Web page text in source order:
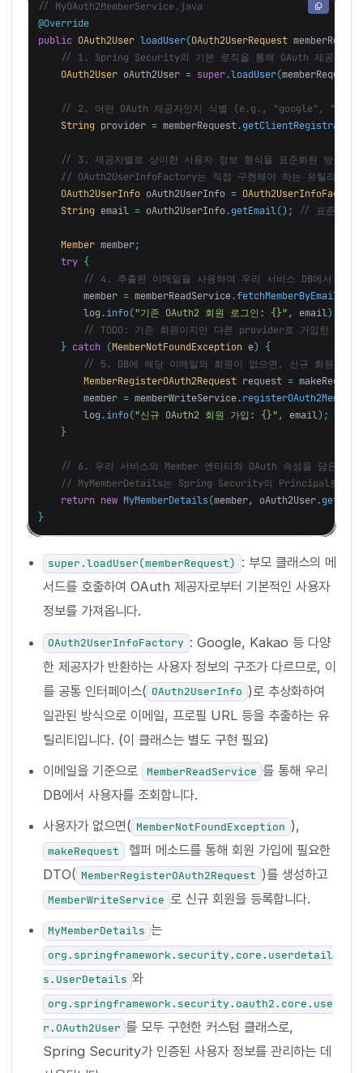
// MyOAuth2MemberService.java
@Override
public OAuth2User loadUser(OAuth2UserRequest
// 1. Spring Security의 기본 로직을 통해 OAuth 제공자로부
OAuth2User oAuth2User = super.loadUser(memberRequest
// 2. 어떤 OAuth 제공자인지 식별 (e.g., "google",
String provider = memberRequest.getClientRegistration
// 3. 제공자별로 상이한 사용자 정보 형식을 표준화된 방식으
// OAuth2UserInfoFactory는 직접 구현해야 하는 유틸리티 클
OAuth2UserInfo oAuth2UserInfo = OAuth2UserInfoFactory
String email = oAuth2UserInfo.getEmail(); // 표준화된
Member member;
try {
// 4. 추출된 이메일을 사용하여 우리 서비스 DB에서 기존
member = memberReadService.fetchMemberByEmail
log . info("기존 OAuth2 회원 로그인: {}" , email);
// TODO: 기존 회원이지만 다른 provider로 가입한 경
} catch (MemberNotFoundException e)
{
// 5. DB에 해당 이메일의 회원이 없으면, 신규 회원으로
MemberRegisterOAuth2Request request = makeRequest
member = memberWriteService. registerOAuth2Member
log . info("신규 OAuth2 회원 가입: {}" , email);
}
// 6. 우리 서비스의 Member 엔티티와 OAuth 속성을 담은
// MyMemberDetails는 Spring Security의 Principal로 사
return new MyMemberDetails (member, oAuth2User.
}
super.loadUser(memberRequest) : 부모 클래스의 메
서드를 호출하여 OAuth 제공자로부터 기본적인 사용자
정보를 가져옵니다.
OAuth2UserInfoFactory : Google, Kakao 등 다양
한 제공자가 반환하는 사용자 정보의 구조가 다르므로, 이
를 공통 인터페이스( OAuth2UserInfo )로 추상화하여
일관된 방식으로 이메일, 프로필 URL 등을 추출하는 유
틸리티입니다. (이 클래스는 별도 구현 필요)
이메일을 기준으로
MemberReadService 를 통해 우리
DB에서 사용자를 조회합니다.
사용자가 없으면( MemberNotFoundException ),
makeRequest
헬퍼 메소드를 통해 회원 가입에 필요한
DTO( MemberRegisterOAuth2Request )를 생성하고
MemberWriteService 로 신규 회원을 등록합니다.
MyMemberDetails 는
org.springframework.security.core.userdetail
s.UserDetails 와
org.springframework.security.oauth2.core.use
r.OAuth2User 를 모두 구현한 커스텀 클래스로,
Spring Security가 인증된 사용자 정보를 관리하는 데